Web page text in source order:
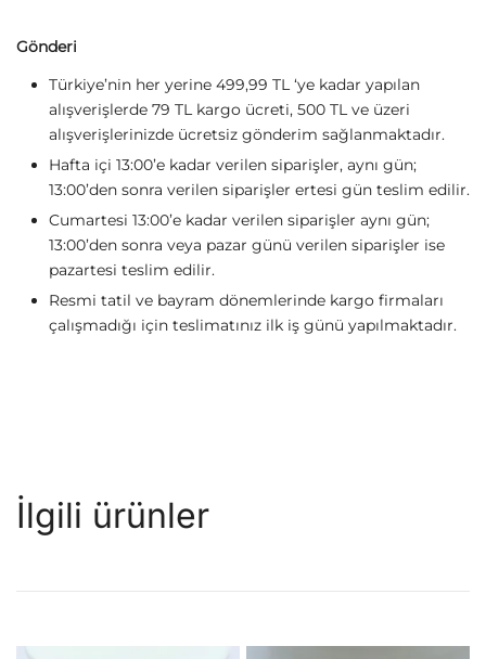
Gönderi
Türkiye’nin her yerine 499,99 TL ‘ye kadar yapılan
alışverişlerde 79 TL kargo ücreti, 500 TL ve üzeri
alışverişlerinizde ücretsiz gönderim sağlanmaktadır.
Hafta içi 13:00’e kadar verilen siparişler, aynı gün;
13:00’den sonra verilen siparişler ertesi gün teslim edilir.
Cumartesi 13:00’e kadar verilen siparişler aynı gün;
13:00’den sonra veya pazar günü verilen siparişler ise
pazartesi teslim edilir.
Resmi tatil ve bayram dönemlerinde kargo firmaları
çalışmadığı için teslimatınız ilk iş günü yapılmaktadır.
İlgili ürünler